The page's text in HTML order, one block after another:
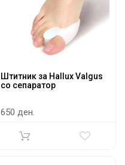
Штитник за Hallux Valgus
со сепаратор
650 ден.